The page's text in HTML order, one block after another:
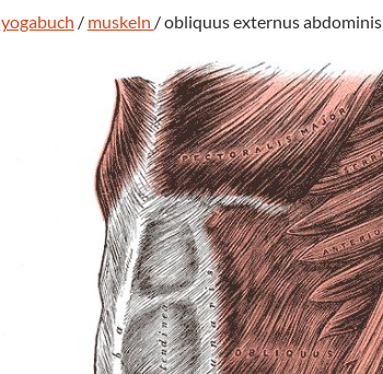
yogabuch / muskeln / obliquus externus abdominis